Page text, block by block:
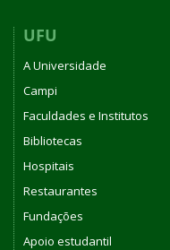
UFU
A Universidade
Campi
Faculdades e Institutos
Bibliotecas
Hospitais
Restaurantes
Fundações
Apoio estudantil